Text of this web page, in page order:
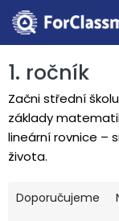
Přejít na obsah
1. ročník
Začni střední
základy
lineární rovnice –
života.
Řazení
Doporučujeme